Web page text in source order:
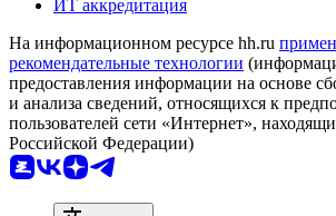
ИТ аккредитация
На информационном ресурсе hh.ru
рекомендательные технологии
предоставления информации на основе
и анализа сведений, относящихся к
пользователей сети «Интернет»,
Российской Федерации)